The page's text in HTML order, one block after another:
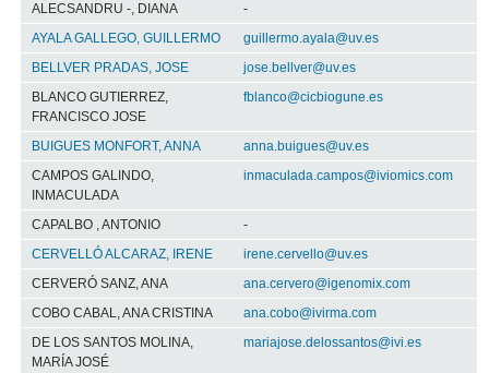
ALECSANDRU -, DIANA
-
AYALA GALLEGO, GUILLERMO
guillermo.ayala@uv.es
BELLVER PRADAS, JOSE
jose.bellver@uv.es
BLANCO GUTIERREZ,
FRANCISCO JOSE
fblanco@cicbiogune.es
BUIGUES MONFORT, ANNA
anna.buigues@uv.es
CAMPOS GALINDO,
INMACULADA
inmaculada.campos@iviomics.com
CAPALBO , ANTONIO
-
CERVELLÓ ALCARAZ, IRENE
irene.cervello@uv.es
CERVERÓ SANZ, ANA
ana.cervero@igenomix.com
COBO CABAL, ANA CRISTINA
ana.cobo@ivirma.com
DE LOS SANTOS MOLINA,
MARÍA JOSÉ
mariajose.delossantos@ivi.es